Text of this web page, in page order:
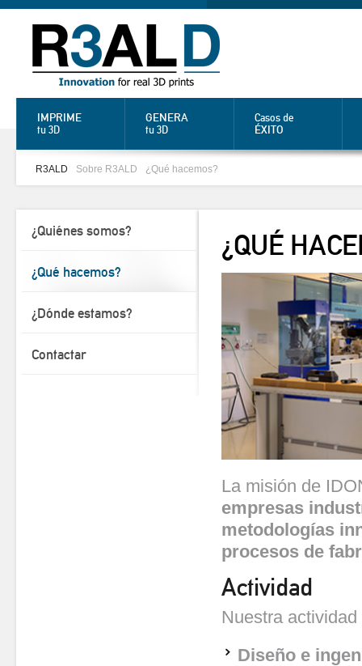
IMPRIME
tu 3D
GENERA
tu 3D
Casos de
ÉXITO
R3ALD Sobre R3ALD ¿Qué hacemos?
¿Quiénes somos?
¿Qué hacemos?
¿Dónde estamos?
Contactar
¿QUÉ
La misión de
empresas
metodologías
procesos de
Actividad
Nuestra
Diseño e